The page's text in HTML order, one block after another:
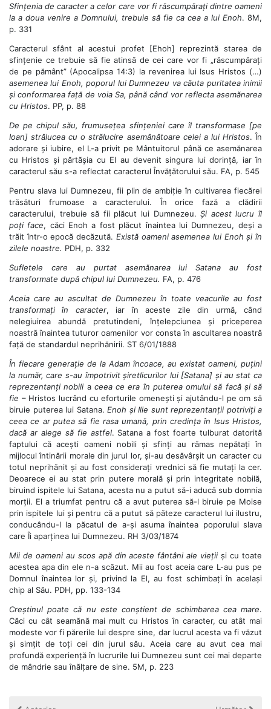
Sfințenia de caracter a celor care vor fi răscumpărați dintre oameni
la a doua venire a Domnului, trebuie să fie ca cea a lui Enoh. 8M,
p. 331
Caracterul sfânt al acestui profet [Ehoh] reprezintă starea de
sfințenie ce trebuie să fie atinsă de cei care vor fi „răscumpărați
de pe pământ” (Apocalipsa 14:3) la revenirea lui Isus Hristos (…)
asemenea lui Enoh, poporul lui Dumnezeu va căuta puritatea inimii
și conformarea față de voia Sa, până când vor reflecta asemănarea
cu Hristos. PP, p. 88
De pe chipul său, frumusețea sfințeniei care îl transformase [pe
Ioan] strălucea cu o strălucire asemănătoare celei a lui Hristos. În
adorare și iubire, el L-a privit pe Mântuitorul până ce asemănarea
cu Hristos și părtășia cu El au devenit singura lui dorință, iar în
caracterul său s-a reflectat caracterul Învățătorului său. FA, p. 545
Pentru slava lui Dumnezeu, fii plin de ambiție în cultivarea fiecărei
trăsături frumoase a caracterului. În orice fază a clădirii
caracterului, trebuie să fii plăcut lui Dumnezeu.Și acest lucru îl
poți face, căci Enoh a fost plăcut înaintea lui Dumnezeu, deși a
trăit într-o epocă decăzută. Există oameni asemenea lui Enoh și în
zilele noastre. PDH, p. 332
Sufletele care au purtat asemănarea lui Satana au fost
transformate după chipul lui Dumnezeu. FA, p. 476
Aceia care au ascultat de Dumnezeu în toate veacurile au fost
transformați în caracter, iar în aceste zile din urmă, când
nelegiuirea abundă pretutindeni, înțelepciunea și priceperea
noastră înaintea tuturor oamenilor vor consta în ascultarea noastră
față de standardul neprihănirii. ST 6/01/1888
În fiecare generație de la Adam încoace, au existat oameni, puțini
la număr, care s-au împotrivit șiretlicurilor lui [Satana] și au stat ca
reprezentanți nobili a ceea ce era în puterea omului să facă și să
fie – Hristos lucrând cu eforturile omenești și ajutându-l pe om să
biruie puterea lui Satana. Enoh și Ilie sunt reprezentanții potriviți a
ceea ce ar putea să fie rasa umană, prin credința în Isus Hristos,
dacă ar alege să fie astfel. Satana a fost foarte tulburat datorită
faptului că acești oameni nobili și sfinți au rămas nepătați în
mijlocul întinării morale din jurul lor, și-au desăvârșit un caracter cu
totul neprihănit și au fost considerați vrednici să fie mutați la cer.
Deoarece ei au stat prin putere morală și prin integritate nobilă,
biruind ispitele lui Satana, acesta nu a putut să-i aducă sub domnia
morții. El a triumfat pentru că a avut puterea să-l biruie pe Moise
prin ispitele lui și pentru că a putut să păteze caracterul lui ilustru,
conducându-l la păcatul de a-și asuma înaintea poporului slava
care Îi aparținea lui Dumnezeu. RH 3/03/1874
Mii de oameni au scos apă din aceste fântâni ale vieții și cu toate
acestea apa din ele n-a scăzut. Mii au fost aceia care L-au pus pe
Domnul înaintea lor și, privind la El, au fost schimbați în același
chip al Său. PDH, pp. 133-134
Creștinul poate că nu este conștient de schimbarea cea mare.
Căci cu cât seamănă mai mult cu Hristos în caracter, cu atât mai
modeste vor fi părerile lui despre sine, dar lucrul acesta va fi văzut
și simțit de toți cei din jurul său. Aceia care au avut cea mai
profundă experiență în lucrurile lui Dumnezeu sunt cei mai departe
de mândrie sau înălțare de sine. 5M, p. 223